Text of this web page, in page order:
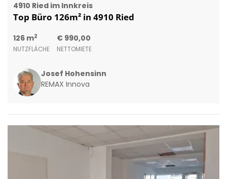
4910 Ried im Innkreis
Top Büro 126m² in 4910 Ried
126 m2
NUTZFLÄCHE
€ 990,00
NETTOMIETE
Josef Hohensinn
REMAX Innova